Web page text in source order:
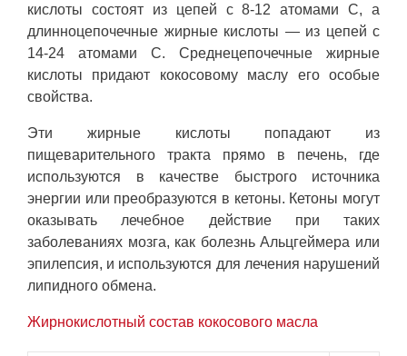
кислоты состоят из цепей с 8-12 атомами С, а
длинноцепочечные жирные кислоты — из цепей с
14-24 атомами С. Среднецепочечные жирные
кислоты придают кокосовому маслу его особые
свойства.
Эти жирные кислоты попадают из
пищеварительного тракта прямо в печень, где
используются в качестве быстрого источника
энергии или преобразуются в кетоны. Кетоны могут
оказывать лечебное действие при таких
заболеваниях мозга, как болезнь Альцгеймера или
эпилепсия, и используются для лечения нарушений
липидного обмена.
Жирнокислотный состав кокосового масла